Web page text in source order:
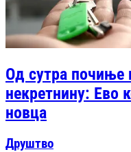
Од сутра почиње
некретнину: Ево
новца
Друштво